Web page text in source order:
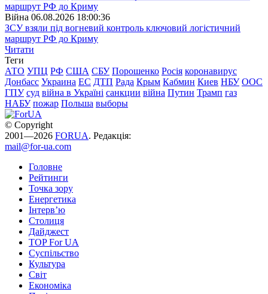
Війна 06.08.2026 18:00:36
ЗСУ взяли під вогневий контроль ключовий логістичний
маршрут РФ до Криму
Читати
Теги
АТО УПЦ РФ США СБУ Порошенко Росія коронавирус
Донбасс Украина ЕС ДТП Рада Крым Кабмин Киев НБУ ООС
ГПУ суд війна в Україні санкции війна Путин Трамп газ
НАБУ пожар Польша выборы
© Copyright
2001—2026 FORUA. Редакція:
mail@for-ua.com
Головне
Рейтинги
Точка зору
Енергетика
Інтерв’ю
Столиця
Дайджест
TOP For UA
Суспiльство
Культура
Світ
Економіка